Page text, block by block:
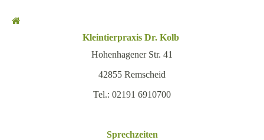
Kleintierpraxis Dr. Kolb
Hohenhagener Str. 41
42855 Remscheid
Tel.: 02191 6910700
Sprechzeiten